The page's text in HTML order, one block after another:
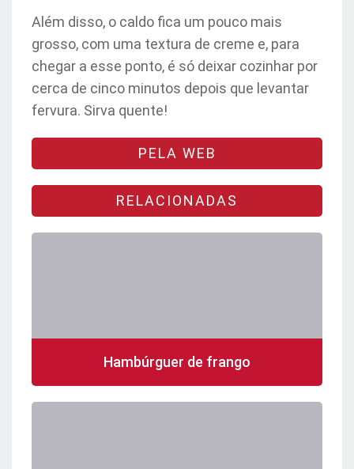
Além disso, o caldo fica um pouco mais
grosso, com uma textura de creme e, para
chegar a esse ponto, é só deixar cozinhar por
cerca de cinco minutos depois que levantar
fervura. Sirva quente!
PELA WEB
RELACIONADAS
Hambúrguer de frango